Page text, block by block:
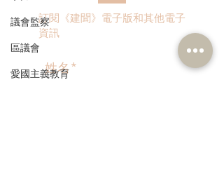
議會監察
區議會
愛國主義教育
訂閱《建聞》電子版和其他電子
資訊